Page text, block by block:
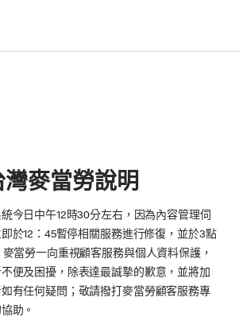
灣麥當勞說明
今日中午12時30分左右，因為內容管理伺
於12：45暫停相關服務進行修復，並於3點
當勞一向重視顧客服務與個人資料保護，
便及困擾，除表達最誠摯的歉意，並將加
有任何疑問；敬請撥打麥當勞顧客服務專
助。